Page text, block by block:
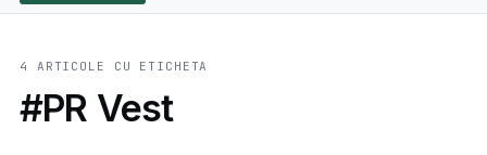
4 ARTICOLE CU ETICHETA
#PR Vest